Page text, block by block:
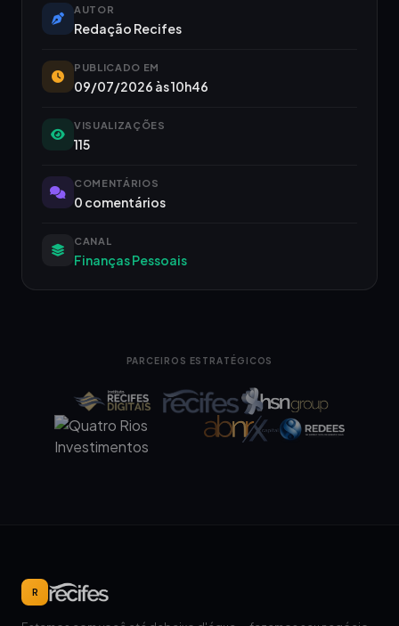
AUTOR
Redação Recifes
PUBLICADO EM
09/07/2026 às 10h46
VISUALIZAÇÕES
115
COMENTÁRIOS
0 comentários
CANAL
Finanças Pessoais
PARCEIROS ESTRATÉGICOS
R